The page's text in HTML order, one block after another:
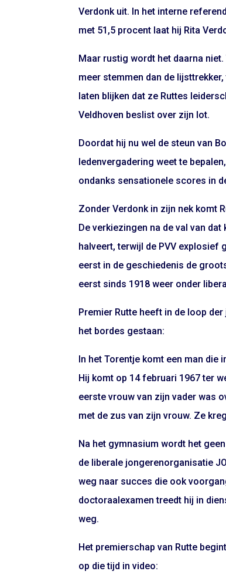
Verdonk uit. In het interne
met 51,5 procent laat hij Rita
Maar rustig wordt het daarna
meer stemmen dan de
laten blijken dat ze Ruttes
Veldhoven beslist over zijn lot.
Doordat hij nu wel de steun van
ledenvergadering weet te
ondanks sensationele scores in
Zonder Verdonk in zijn nek komt
De verkiezingen na de val van
halveert, terwijl de PVV explosief
eerst in de geschiedenis de
eerst sinds 1918 weer onder
Premier Rutte heeft in de loop
het bordes gestaan:
In het Torentje komt een man
Hij komt op 14 februari 1967 ter
eerste vrouw van zijn vader was
met de zus van zijn vrouw. Ze
Na het gymnasium wordt het
de liberale jongerenorganisatie
weg naar succes die ook
doctoraalexamen treedt hij in
weg.
Het premierschap van Rutte
op die tijd in video: